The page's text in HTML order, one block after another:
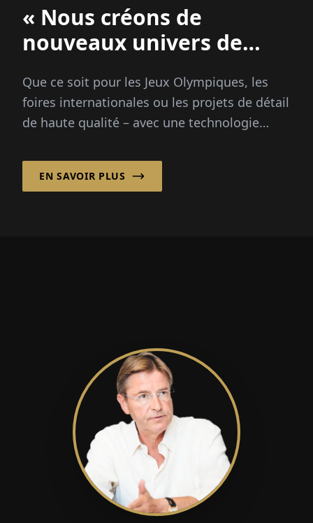
« Nous créons de
nouveaux univers de
Que ce soit pour les Jeux Olympiques, les
foires internationales ou les projets de détail
de haute qualité – avec une technologie
présence mondiale, Henoto S.p.A. élève...
EN SAVOIR PLUS